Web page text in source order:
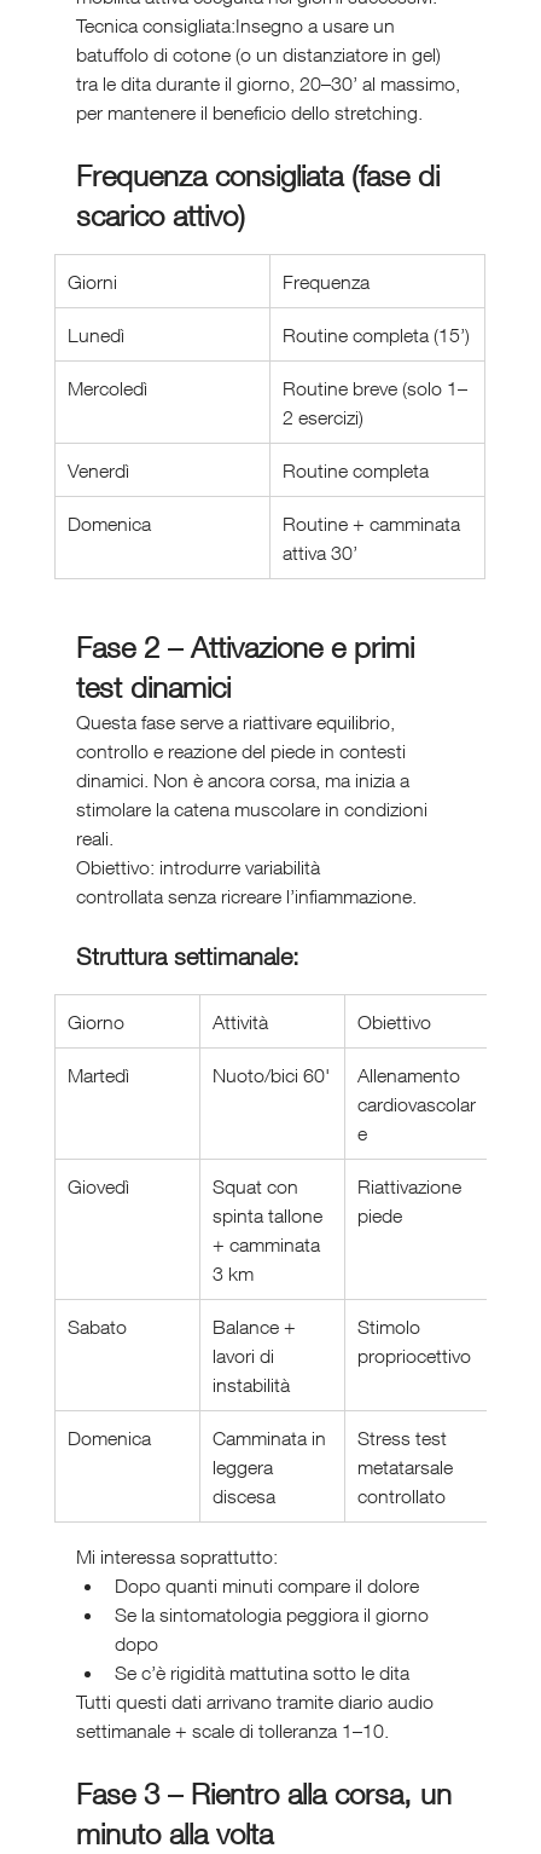
Tecnica consigliata:Insegno a usare un
batuffolo di cotone (o un distanziatore in gel)
tra le dita durante il giorno, 20–30’ al massimo,
per mantenere il beneficio dello stretching.
Frequenza consigliata (fase di
scarico attivo)
Giorni Frequenza
Lunedì Routine completa (15’)
Mercoledì
Routine breve (solo 1–
2 esercizi)
Venerdì Routine completa
Domenica
Routine + camminata
attiva 30’
Fase 2 – Attivazione e primi
test dinamici
Questa fase serve a riattivare equilibrio,
controllo e reazione del piede in contesti
dinamici. Non è ancora corsa, ma inizia a
stimolare la catena muscolare in condizioni
reali.
Obiettivo: introdurre variabilità
controllata senza ricreare l’infiammazione.
Struttura settimanale:
Giorno Attività Obiettivo
Martedì Nuoto/bici 60'
Allenamento
cardiovascolar
e
Giovedì
Squat con
spinta tallone
+ camminata
3 km
Riattivazione
piede
Sabato
Balance +
lavori di
instabilità
Stimolo
propriocettivo
Domenica
Camminata in
leggera
discesa
Stress test
metatarsale
controllato
Mi interessa soprattutto:
Dopo quanti minuti compare il dolore
Se la sintomatologia peggiora il giorno
dopo
Se c’è rigidità mattutina sotto le dita
Tutti questi dati arrivano tramite diario audio
settimanale + scale di tolleranza 1–10.
Fase 3 – Rientro alla corsa, un
minuto alla volta